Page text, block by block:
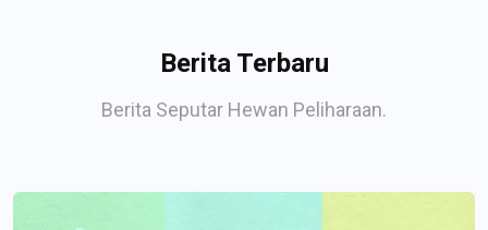
Berita Terbaru
Berita Seputar Hewan Peliharaan.